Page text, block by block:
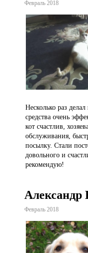
Февраль 2018
Несколько раз
средства очень
кот счастлив,
обслуживания,
посылку. Стали
довольного и
рекомендую!
Александр
Февраль 2018